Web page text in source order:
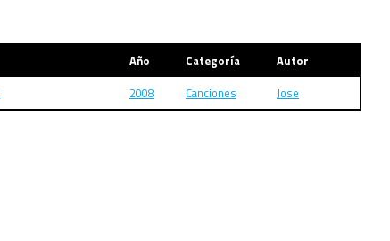
Año Categoría
Autor
2008 Canciones Jose